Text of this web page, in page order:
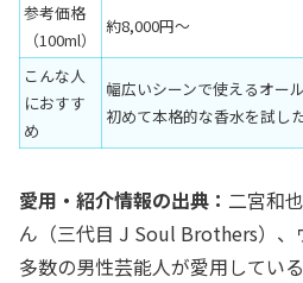
参考価格
（100ml）
約8,000円〜
こんな人
におすす
め
幅広いシーンで使えるオー
初めて本格的な香水を試し
愛用・紹介情報の出典： 二宮和
ん（三代目 J Soul Brothers）、
多数の男性芸能人が愛用してい